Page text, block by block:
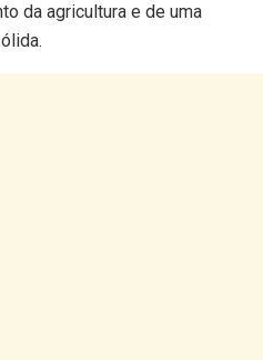
da agricultura e de uma